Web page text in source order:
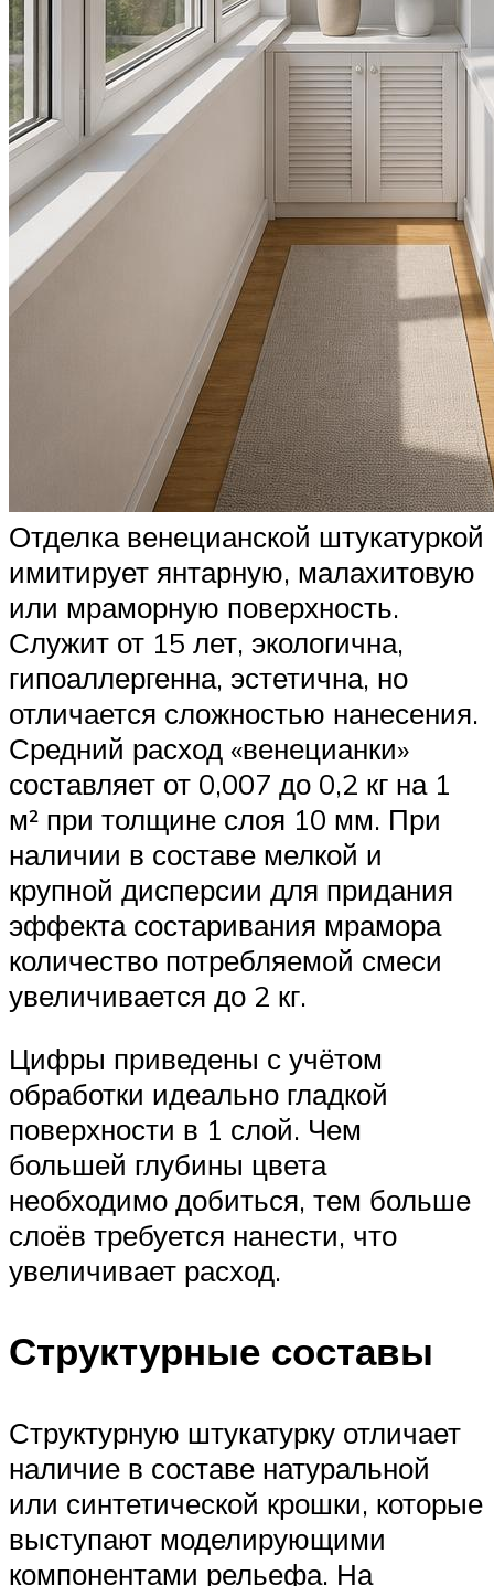
Отделка венецианской штукатуркой
имитирует янтарную, малахитовую
или мраморную поверхность.
Служит от 15 лет, экологична,
гипоаллергенна, эстетична, но
отличается сложностью нанесения.
Средний расход «венецианки»
составляет от 0,007 до 0,2 кг на 1
м² при толщине слоя 10 мм. При
наличии в составе мелкой и
крупной дисперсии для придания
эффекта состаривания мрамора
количество потребляемой смеси
увеличивается до 2 кг.
Цифры приведены с учётом
обработки идеально гладкой
поверхности в 1 слой. Чем
большей глубины цвета
необходимо добиться, тем больше
слоёв требуется нанести, что
увеличивает расход.
Структурные составы
Структурную штукатурку отличает
наличие в составе натуральной
или синтетической крошки, которые
выступают моделирующими
компонентами рельефа. На